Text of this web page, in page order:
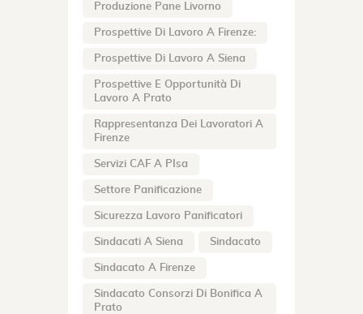
Produzione Pane Livorno
Prospettive Di Lavoro A Firenze:
Prospettive Di Lavoro A Siena
Prospettive E Opportunità Di
Lavoro A Prato
Rappresentanza Dei Lavoratori A
Firenze
Servizi CAF A PIsa
Settore Panificazione
Sicurezza Lavoro Panificatori
Sindacati A Siena Sindacato
Sindacato A Firenze
Sindacato Consorzi Di Bonifica A
Prato